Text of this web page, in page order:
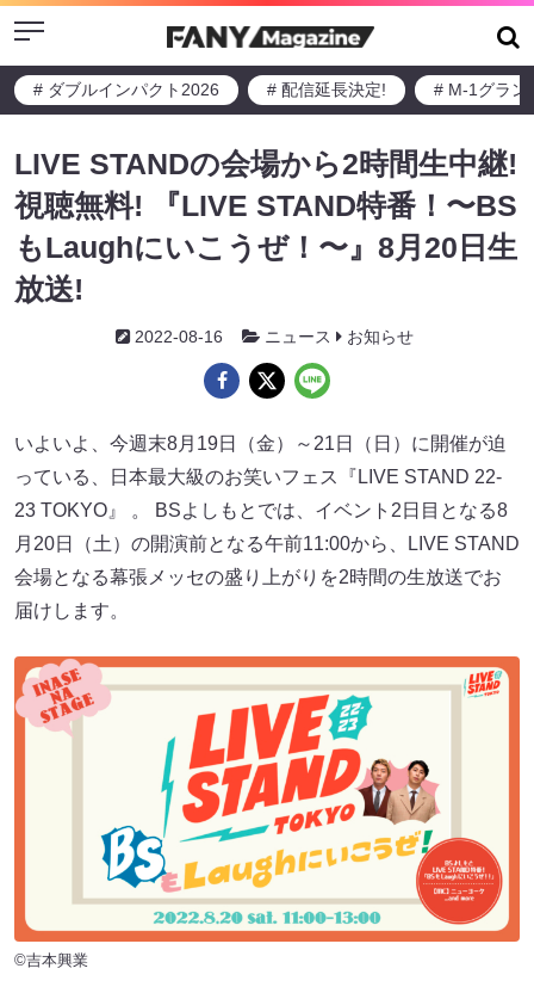
Menu
# ダブルインパクト2026 # 配信延長決定! # M-1グラン
LIVE STANDの会場から2時間生中継!
視聴無料! 『LIVE STAND特番！〜BS
もLaughにいこうぜ！〜』8月20日生
放送!
2022-08-16 ニュース お知らせ
いよいよ、今週末8月19日（金）～21日（日）に開催が迫
っている、日本最大級のお笑いフェス『LIVE STAND 22-
23 TOKYO』 。 BSよしもとでは、イベント2日目となる8
月20日（土）の開演前となる午前11:00から、LIVE STAND
会場となる幕張メッセの盛り上がりを2時間の生放送でお
届けします。
©吉本興業